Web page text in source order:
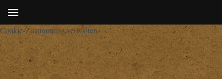
Cookie-Zustimmung verwalten